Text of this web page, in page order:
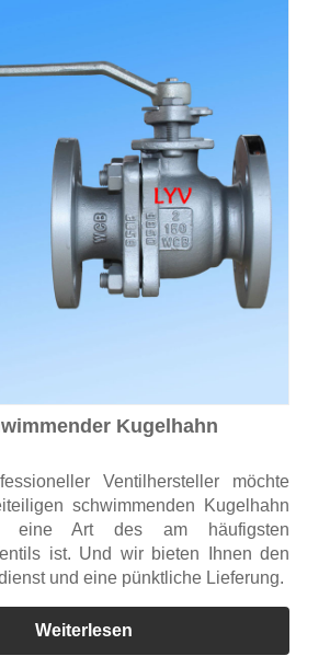
Kugelhahn
Ventilhersteller möchte
schwimmenden Kugelhahn
eine Art des am häufigsten
ist. Und wir bieten Ihnen den
und eine pünktliche Lieferung.
Weiterlesen